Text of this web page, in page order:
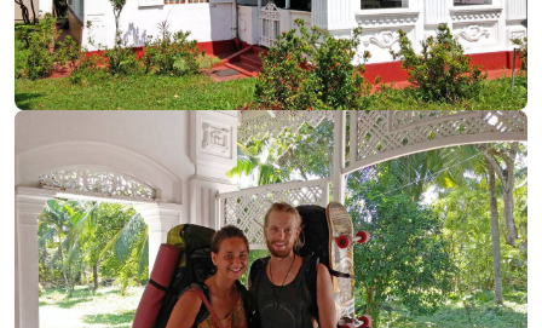
Дом, был очень старым, ему около 150 лет. И
каждый из местных знакомых, кто заходил в
гости, говорил, что боится этого места, т.к. тут
живут духи. И можно было подумать, что это
шутка, но в один из гостевых визитов пары
русской девушки и местного парня он не
захотел ночевать в доме и уехал, оставив свою
подругу (наверное белым духи не страшны).